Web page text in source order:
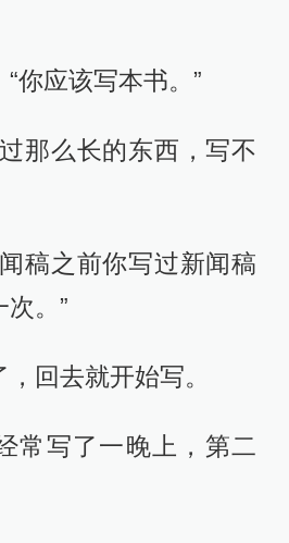
你应该写本书。”
那么长的东西，写不
稿之前你写过新闻稿
。”
回去就开始写。
常写了一晚上，第二